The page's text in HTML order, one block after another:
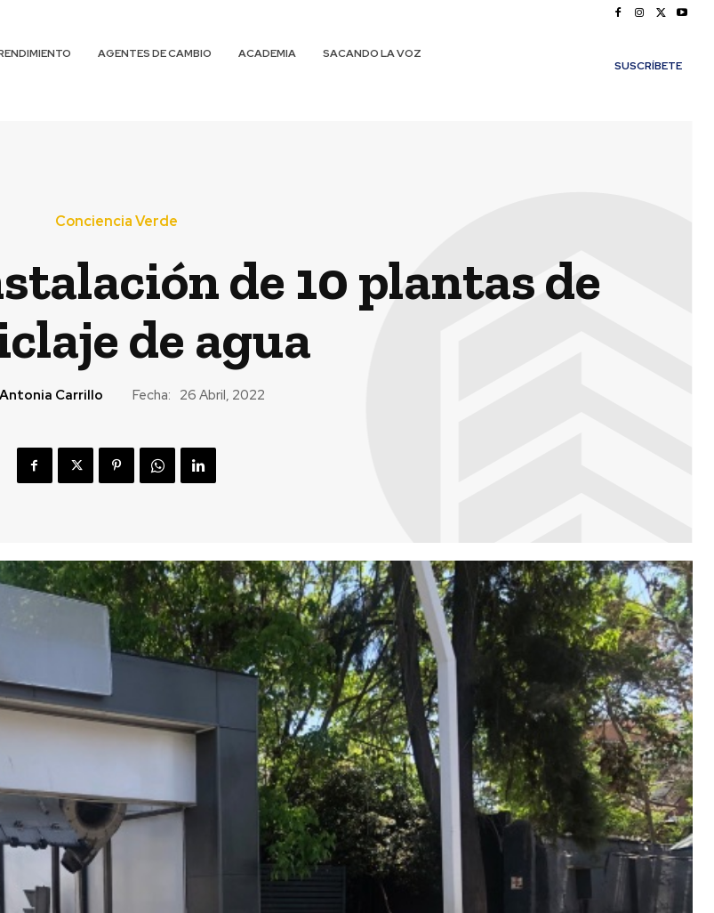
AGENTES DE CAMBIO ACADEMIA
SACANDO LA VOZ
SUSCRÍBETE
Conciencia Verde
de 10 plantas de
de agua
Antonia Carrillo Fecha: 26 Abril, 2022